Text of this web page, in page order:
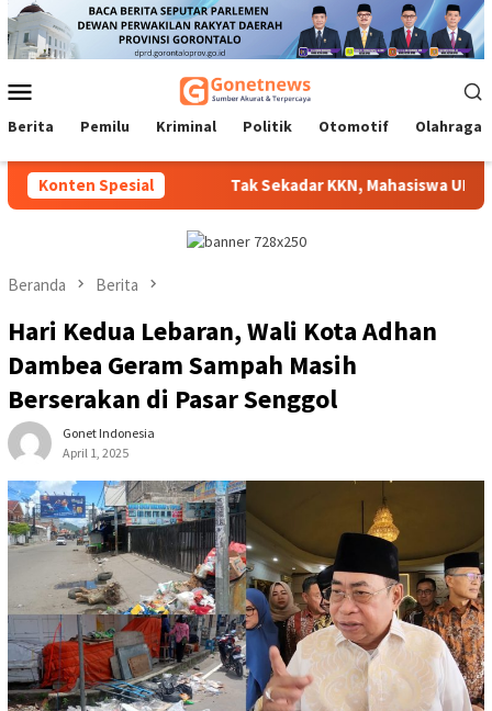
Loncat
ke
konten
Mobile
Berita Pemilu Kriminal Politik Otomotif Olahraga
Konten Spesial
Disalurkan Tak Sekadar KKN, Mahasiswa UNG
Beranda Berita
Hari Kedua Lebaran, Wali Kota Adhan
Dambea Geram Sampah Masih
Berserakan di Pasar Senggol
Gonet Indonesia
April 1, 2025